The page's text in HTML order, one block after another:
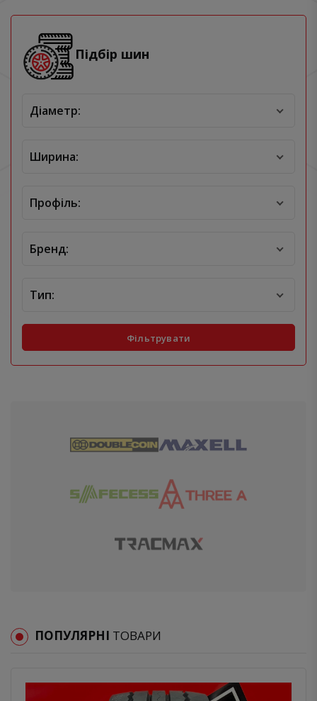
Підбір шин
Діаметр:
Ширина:
Профіль:
Бренд:
Тип:
Фільтрувати
ПОПУЛЯРНІ ТОВАРИ